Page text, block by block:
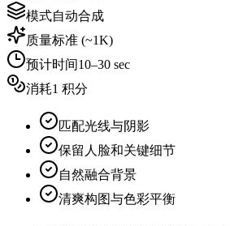
模式自动合成
质量标准 (~1K)
预计时间10–30 sec
消耗1 积分
匹配光线与阴影
保留人脸和关键细节
自然融合背景
清爽构图与色彩平衡